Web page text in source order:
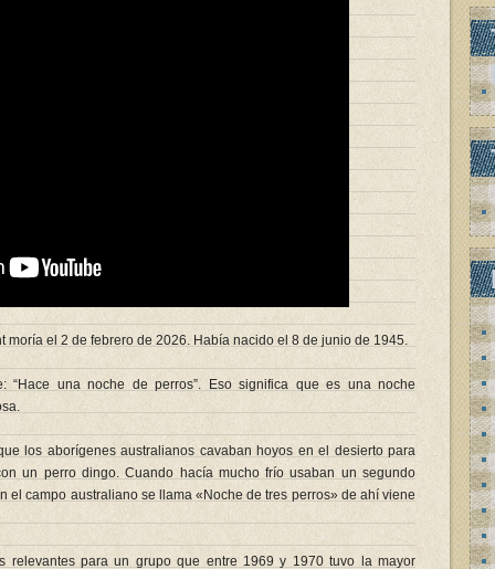
moría el 2 de febrero de 2026. Había nacido el ​8 de junio de 1945.
“Hace una noche de perros”. Eso significa que es una noche
los aborígenes australianos cavaban hoyos en el desierto para
un perro dingo. Cuando hacía mucho frío usaban un segundo
el campo australiano se llama «Noche de tres perros» de ahí viene
relevantes para un grupo que entre 1969 y 1970 tuvo la mayor